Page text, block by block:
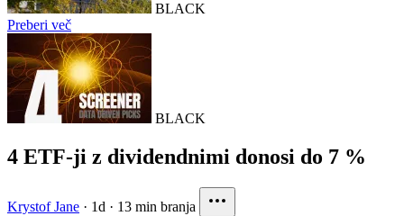
BLACK
Preberi več
BLACK
4 ETF-ji z dividendnimi donosi do 7 %
Krystof Jane · 1d · 13 min branja